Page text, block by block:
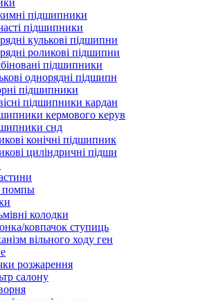
підшипники
підшипники
кулькові підшипни
роликові підшипни
підшипники
однорядні підшипн
підшипники
підшипники кардан
кермового керув
снд
конічні підшипник
циліндричні підши
помпы
колодки
ковпачок ступиць
вільного ходу ген
розжарення
салону